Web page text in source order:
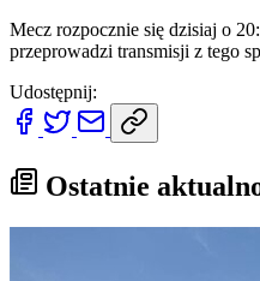
Mecz rozpocznie się dzisiaj o
przeprowadzi transmisji z tego
Udostępnij:
Ostatnie